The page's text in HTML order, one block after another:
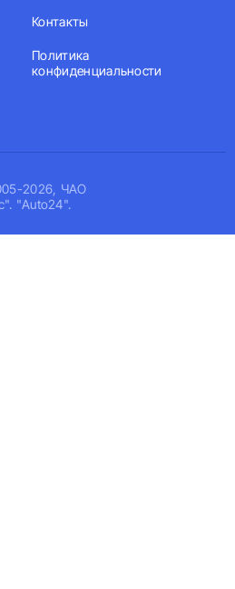
2026, ЧАО
"Auto24".
Контакты
Политика
конфиденциальности